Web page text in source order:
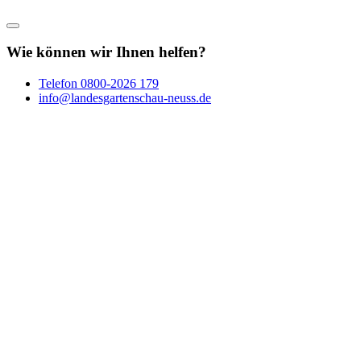
Wie können wir Ihnen helfen?
Telefon 0800-2026 179
info@landesgartenschau-neuss.de